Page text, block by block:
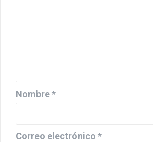
Nombre*
Correo electrónico *